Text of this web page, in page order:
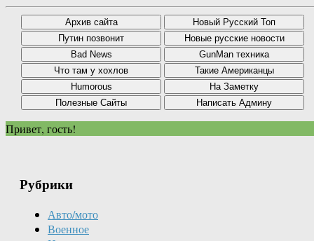
Привет, гость!
Рубрики
Авто/мото
Военное